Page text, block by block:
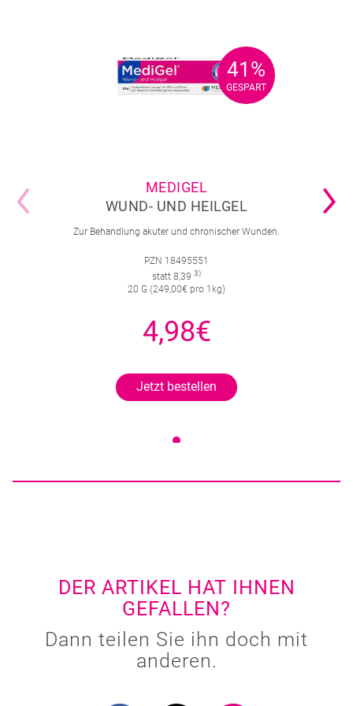
41%
GESPART
41%
GESPART
MEDIGEL
WUND- UND HEILGEL
Zur Behandlung akuter und chronischer Wunden.
PZN 18495551
statt 8,39 3)
20 G (249,00€ pro 1kg)
4,98€
Jetzt bestellen
DER ARTIKEL HAT IHNEN
GEFALLEN?
Dann teilen Sie ihn doch mit
anderen.